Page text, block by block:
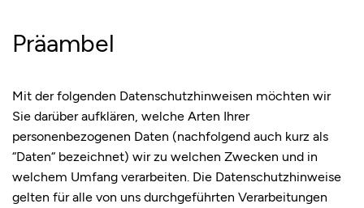
Team
Career
Quality
Contact
Präambel
Mit der folgenden Datenschutzhinweisen möchten wir
Sie darüber aufklären, welche Arten Ihrer
personenbezogenen Daten (nachfolgend auch kurz als
“Daten“ bezeichnet) wir zu welchen Zwecken und in
welchem Umfang verarbeiten. Die Datenschutzhinweise
gelten für alle von uns durchgeführten Verarbeitungen